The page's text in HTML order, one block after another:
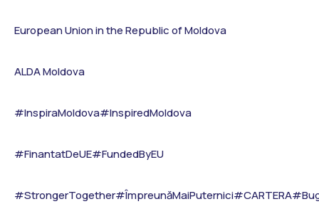
European Union in the Republic of Moldova
ALDA Moldova
#InspiraMoldova#InspiredMoldova
#FinantatDeUE#FundedByEU
#StrongerTogether#ÎmpreunăMaiPuternici#CARTERA